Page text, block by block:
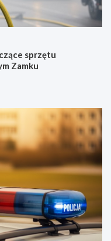
sprzętu
Zamku